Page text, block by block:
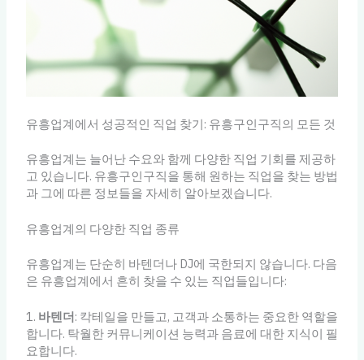
유흥업계에서 성공적인 직업 찾기: 유흥구인구직의 모든 것
유흥업계는 늘어난 수요와 함께 다양한 직업 기회를 제공하
고 있습니다. 유흥구인구직을 통해 원하는 직업을 찾는 방법
과 그에 따른 정보들을 자세히 알아보겠습니다.
유흥업계의 다양한 직업 종류
유흥업계는 단순히 바텐더나 DJ에 국한되지 않습니다. 다음
은 유흥업계에서 흔히 찾을 수 있는 직업들입니다:
1. 바텐더 : 칵테일을 만들고, 고객과 소통하는 중요한 역할을
합니다. 탁월한 커뮤니케이션 능력과 음료에 대한 지식이 필
요합니다.